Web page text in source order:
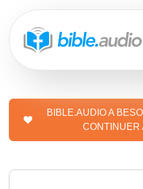
BIBLE.AUDIO A
CONTINUER